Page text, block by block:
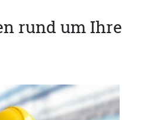
rund um Ihre